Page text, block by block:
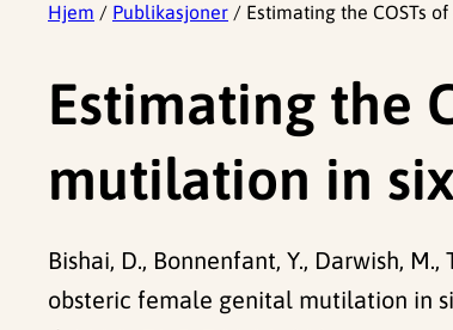
Hjem / Publikasjoner / Estimating the COSTs
Estimating the
mutilation in
Bishai, D., Bonnenfant, Y., Darwish, M.,
obsteric female genital mutilation in